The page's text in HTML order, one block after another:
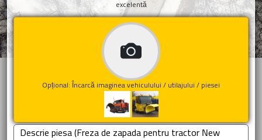
excelentă
Opțional: Încarcă imaginea vehiculului / utilajului / piesei